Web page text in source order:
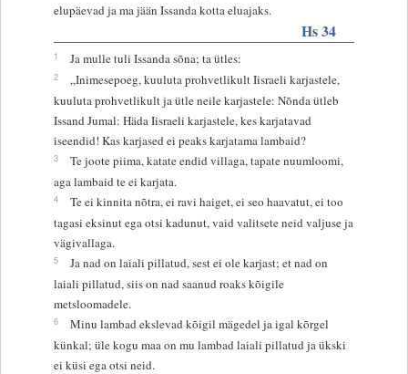
elupäevad ja ma jään Issanda kotta eluajaks.
Hs 34
1 Ja mulle tuli Issanda sõna; ta ütles:
2
„Inimesepoeg, kuuluta prohvetlikult Iisraeli karjastele,
kuuluta prohvetlikult ja ütle neile karjastele: Nõnda ütleb
Issand Jumal: Häda Iisraeli karjastele, kes karjatavad
iseendid! Kas karjased ei peaks karjatama lambaid?
3
Te joote piima, katate endid villaga, tapate nuumloomi,
aga lambaid te ei karjata.
4
Te ei kinnita nõtra, ei ravi haiget, ei seo haavatut, ei too
tagasi eksinut ega otsi kadunut, vaid valitsete neid valjuse ja
vägivallaga.
5
Ja nad on laiali pillatud, sest ei ole karjast; et nad on
laiali pillatud, siis on nad saanud roaks kõigile
metsloomadele.
6
Minu lambad ekslevad kõigil mägedel ja igal kõrgel
künkal; üle kogu maa on mu lambad laiali pillatud ja ükski
ei küsi ega otsi neid.